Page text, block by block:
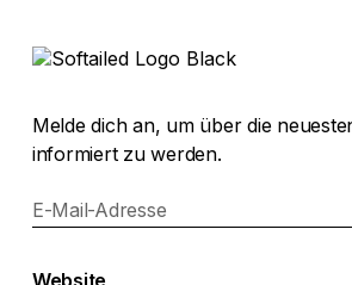
Melde dich an, um über die
informiert zu werden.
E-Mail-Adresse
Website